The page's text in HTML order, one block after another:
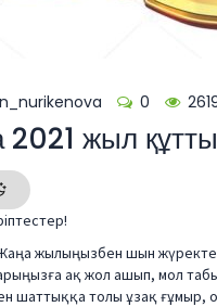
0
жыл
жылыңызбен шын
ақ жол ашып, мол
шаттыққа толы ұзақ ғұмыр,